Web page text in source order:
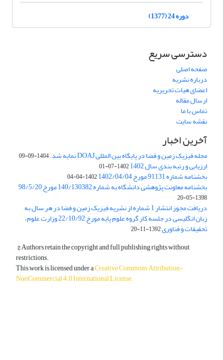
دوره 24 (1377)
دسترسی سریع
صفحه اصلی
درباره نشریه
اعضای هیات تحریریه
ارسال مقاله
تماس با ما
نقشه سایت
آخرین اخبار
مجله فیزیک زمین و فضا در پایگاه بین المللی DOAJ نمایه شد. 1404-09-09
ارزیابی و رتبه بندی سال 1402 1402-07-01
بخشنامه شماره 91131 مورخ 1402/04/04 1402-04-04
بخشنامه معاونت پژوهشی دانشگاه به شماره 140/130382 مورخ 98/5/20
1398-05-20
دریافت مجوز انتشار 1 شماره از نشریه فیزیک زمین و فضا در هر سال به
زبان انگلیسی در جلسه کار گروه علوم پایه مورخ 22/10/92 وزارت علوم،
تحقیقات و فناوری1392-11-20
© Authors retain the copyright and full publishing rights without
restrictions.
This work is licensed under aCreative Commons Attribution-
NonCommercial 4.0 International License.